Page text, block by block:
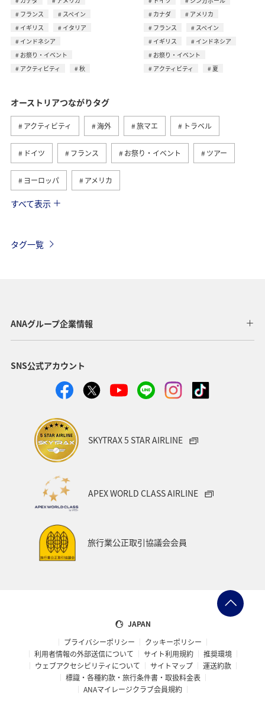
フランス
スペイン
イギリス
イタリア
インドネシア
お祭り・イベント
アクティビティ
秋
カナダ
アメリカ
フランス
スペイン
イギリス
インドネシア
お祭り・イベント
アクティビティ
夏
オーストリアつながりタグ
アクティビティ 海外 旅マエ トラベル
ドイツ フランス お祭り・イベント ツアー
ヨーロッパ アメリカ
ベトナム
グルメ 秋 韓国 冬 夏 イタリア
アメリカ・カナダ・中南米
フィリピン 春 クリスマス
すべて表示
タグ一覧
ANAグループ企業情報
SNS公式アカウント
SKYTRAX 5 STAR AIRLINE
APEX WORLD CLASS AIRLINE
旅行業公正取引協議会会員
JAPAN
プライバシーポリシー
クッキーポリシー
利用者情報の外部送信について
サイト利用規約
推奨環境
ウェブアクセシビリティについて
サイトマップ
運送約款
標識・各種約款・旅行条件書・取扱料金表
ANAマイレージクラブ会員規約